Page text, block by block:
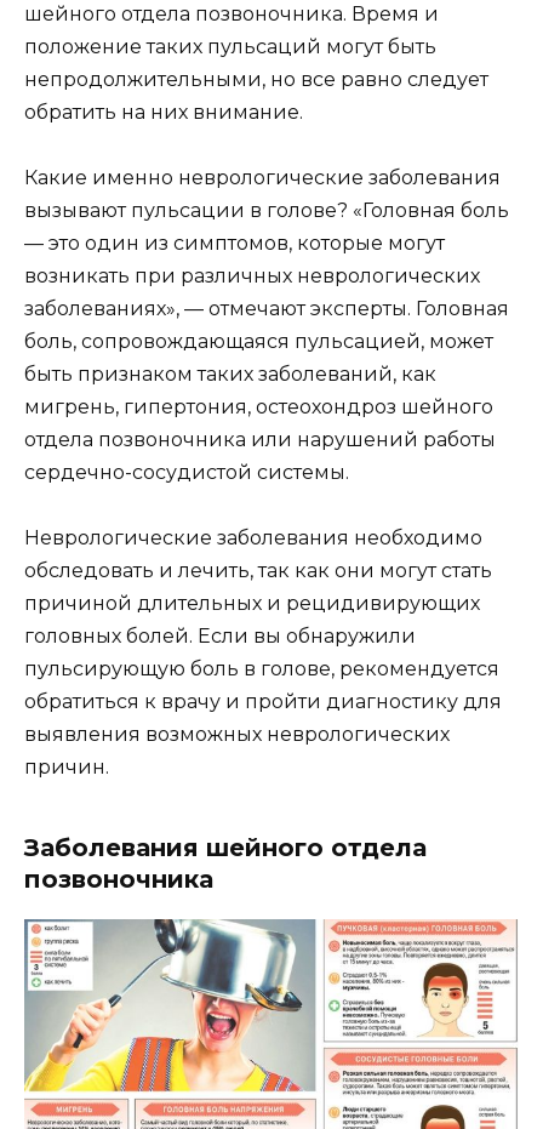
шейного отдела позвоночника. Время и
положение таких пульсаций могут быть
непродолжительными, но все равно следует
обратить на них внимание.
Какие именно неврологические заболевания
вызывают пульсации в голове? «Головная боль
— это один из симптомов, которые могут
возникать при различных неврологических
заболеваниях», — отмечают эксперты. Головная
боль, сопровождающаяся пульсацией, может
быть признаком таких заболеваний, как
мигрень, гипертония, остеохондроз шейного
отдела позвоночника или нарушений работы
сердечно-сосудистой системы.
Неврологические заболевания необходимо
обследовать и лечить, так как они могут стать
причиной длительных и рецидивирующих
головных болей. Если вы обнаружили
пульсирующую боль в голове, рекомендуется
обратиться к врачу и пройти диагностику для
выявления возможных неврологических
причин.
Заболевания шейного отдела
позвоночника